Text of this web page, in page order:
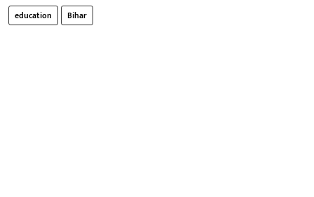
education Bihar